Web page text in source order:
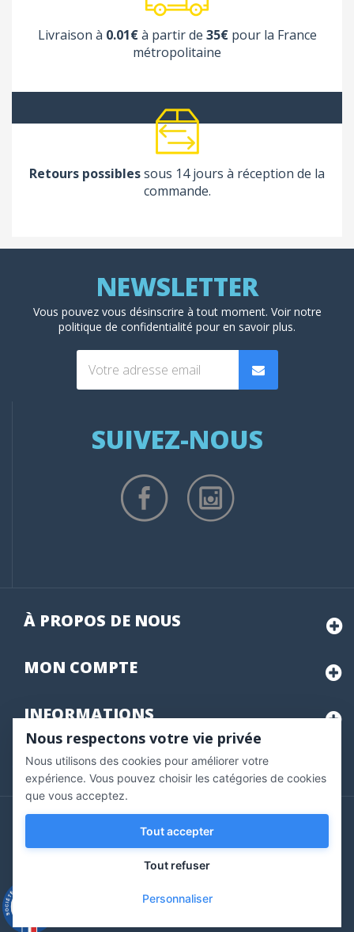
Livraison à 0.01€à partir de 35€pour la France
métropolitaine
Retours possiblessous 14 jours à réception de la
commande.
Vous pouvez vous désinscrire à tout moment. Voir notre
politique de confidentialité pour en savoir plus.
SUIVEZ-NOUS
À PROPOS DE NOUS
MON COMPTE
INFORMATIONS
Marchand approuvé par la Société des Avis Garantis,
pour vérifier .
Copyright © 2020 Vernazobres Grego - tous droits
réservés.
Nous respectons votre vie privée
Nous utilisons des cookies pour améliorer votre
expérience. Vous pouvez choisir les catégories de cookies
que vous acceptez.
Tout accepter
Tout refuser
Personnaliser